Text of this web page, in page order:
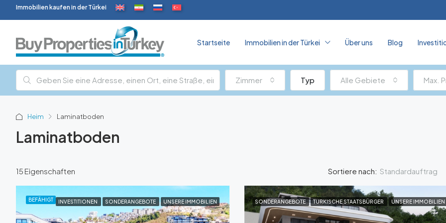
Immobilien kaufen in der Türkei
Startseite Immobilien in der Türkei Über uns Blog
Zimmer Typ Alle Gebiete Max.
Heim Laminatboden
Laminatboden
15 Eigenschaften Sortiere nach: Standardauftrag
BEFÄHIGT INVESTITIONEN SONDERANGEBOTE UNSERE IMMOBILIEN SONDERANGEBOTE TURKISCHE STAATSBÜRGER UNSERE IMMOBILIEN
BEFÄHIGT